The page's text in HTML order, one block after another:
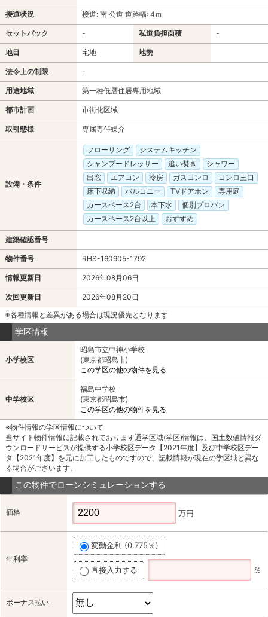
接道状況 接道: 南 公道 道路幅: 4ｍ
セットバック - 私道負担面積 -
地目 宅地 地勢
法令上の制限 -
用途地域 第一種低層住居専用地域
都市計画 市街化区域
取引態様 専属専任媒介
設備・条件
フローリング
システムキッチン
シャンプードレッサー
追い焚き
シャワー
出窓
エアコン 冷房 ガスコンロ
コンロ三口
床下収納
バルコニー TVドアホン
専用庭
カースペース2台
本下水
個別プロパン
カースペース2台以上
おすすめ
建築確認番号
物件番号 RHS-160905-1792
情報更新日 2026年08月06日
次回更新日
2026年08月20日
※各種情報と差異がある場合は現況優先となります
学区情報
小学校区
昭島市立中神小学校
(東京都昭島市)
この学区の他の物件を見る
中学校区
福島中学校
(東京都昭島市)
この学区の他の物件を見る
※物件情報の学区情報について
当サイト物件情報に記載されております通学区域(学区)情報は、国土数値情報ダ
ウンロードサービスが提供する小学校区データ【2021年度】及び中学校区デー
タ【2021年度】を元に加工したものですので、記載情報が現在の学区域と異な
る場合がございます。
この物件でローンシミュレーションする
価格 万円
年利率
変動金利 (0.775％)
直接入力する ％
ボーナス払い